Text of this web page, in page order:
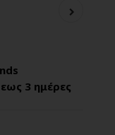
3 ημέρες